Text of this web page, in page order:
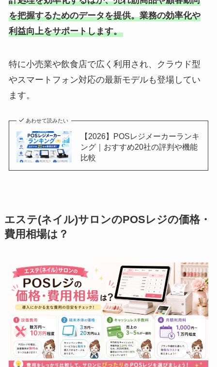
を把握するためのデータを提供。業務の効率化や
利益向上をサポートします。
特に小売業や飲食店で広く利用され、クラウド型
やスマートフォン対応の最新モデルも登場してい
ます。
あわせて読みたい
【2026】POSレジメーカーランキ
ング｜おすすめ20社の評判や機能
比較
エステ(ネイル)サロンのPOSレジの価格・
費用相場は？